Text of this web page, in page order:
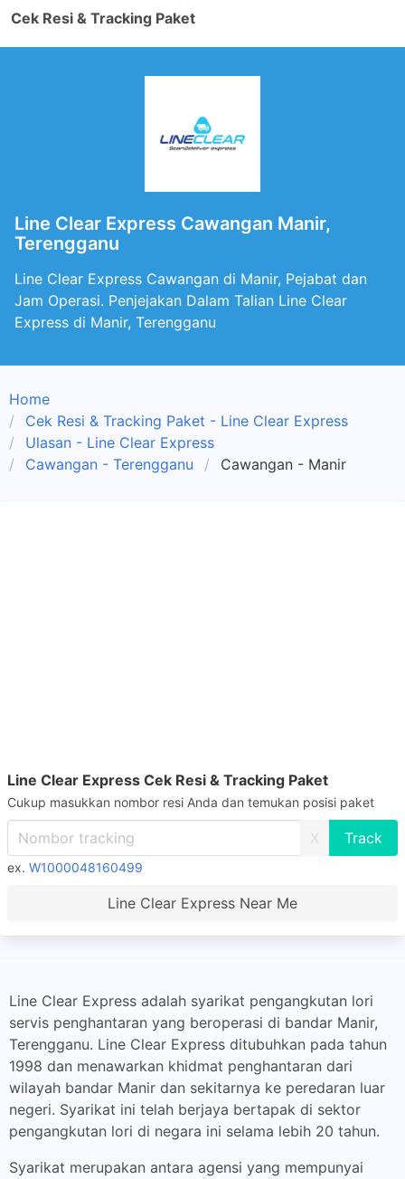
Cek Resi & Tracking Paket
Line Clear Express Cawangan Manir,
Terengganu
Line Clear Express Cawangan di Manir, Pejabat dan
Jam Operasi. Penjejakan Dalam Talian Line Clear
Express di Manir, Terengganu
Home
Cek Resi & Tracking Paket - Line Clear Express
Ulasan - Line Clear Express
Cawangan - Terengganu
Cawangan - Manir
Line Clear Express Cek Resi & Tracking Paket
Cukup masukkan nombor resi Anda dan temukan posisi paket
X
ex. W1000048160499
Line Clear Express Near Me
Line Clear Express adalah syarikat pengangkutan lori
servis penghantaran yang beroperasi di bandar Manir,
Terengganu. Line Clear Express ditubuhkan pada tahun
1998 dan menawarkan khidmat penghantaran dari
wilayah bandar Manir dan sekitarnya ke peredaran luar
negeri. Syarikat ini telah berjaya bertapak di sektor
pengangkutan lori di negara ini selama lebih 20 tahun.
Syarikat merupakan antara agensi yang mempunyai